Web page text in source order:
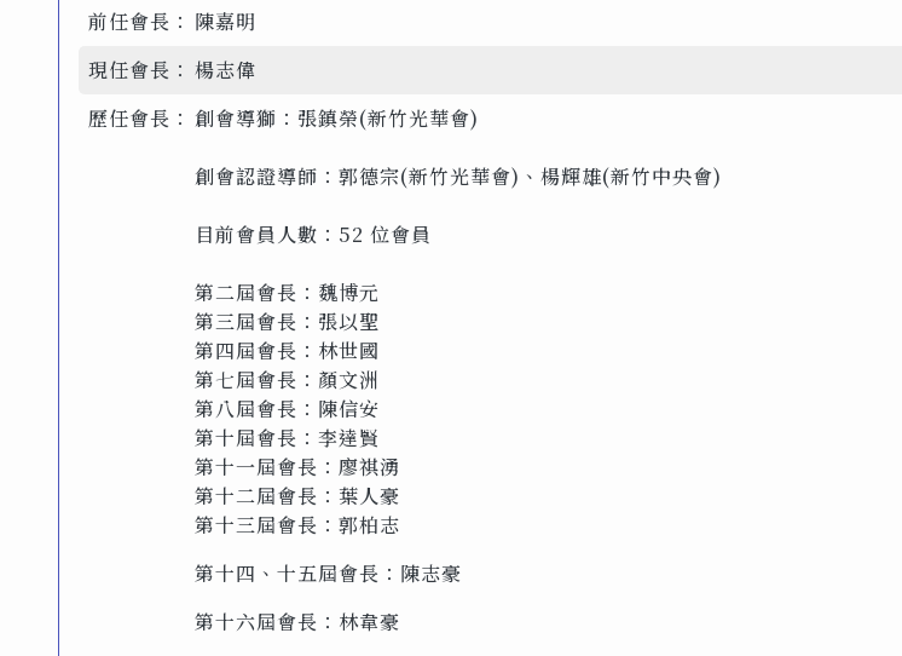
前任會長： 陳嘉明
現任會長： 楊志偉
歷任會長： 創會導獅：張鎮榮(新竹光華會)
創會認證導師：郭德宗(新竹光華會)、楊輝雄(新竹中央會)
目前會員人數：52 位會員
第二屆會長：魏博元
第三屆會長：張以聖
第四屆會長：林世國
第七屆會長：顏文洲
第八屆會長：陳信安
第十屆會長：李達賢
第十一屆會長：廖祺湧
第十二屆會長：葉人豪
第十三屆會長：郭柏志
第十四、十五屆會長：陳志豪
第十六屆會長：林韋豪